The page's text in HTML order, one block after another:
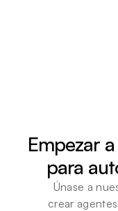
Empezar
para
Únase a
crear